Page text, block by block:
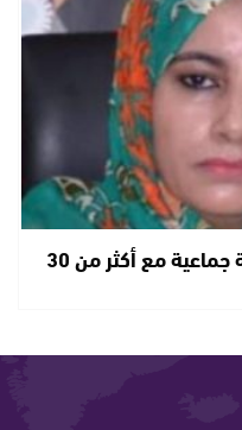
زلزال سياسي بالعيون… استقالة جماعية مع أكثر من 30